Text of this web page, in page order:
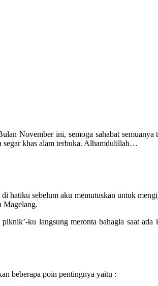
November ini, semoga sahabat semuanya
segar khas alam terbuka. Alhamdulillah…
hatiku sebelum aku memutuskan untuk
Magelang.
ku langsung meronta bahagia saat
beberapa poin pentingnya yaitu :